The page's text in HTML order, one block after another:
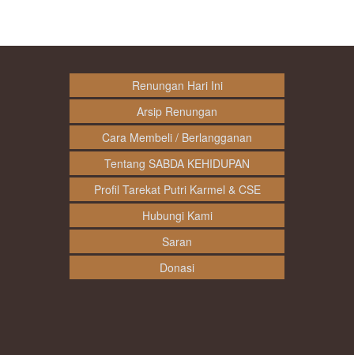
Renungan Hari Ini
Arsip Renungan
Cara Membeli / Berlangganan
Tentang SABDA KEHIDUPAN
Profil Tarekat Putri Karmel & CSE
Hubungi Kami
Saran
Donasi